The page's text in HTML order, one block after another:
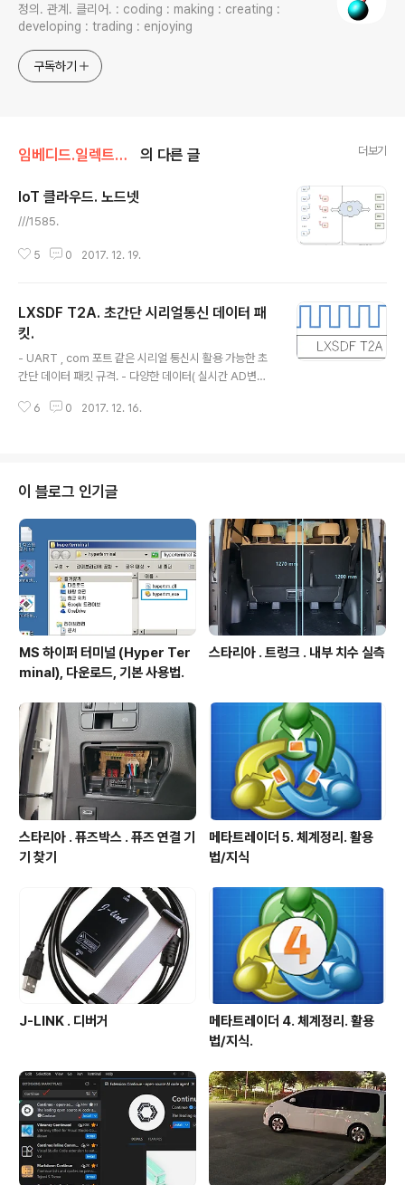
정의. 관계. 클리어. : coding : making : creating :
developing : trading : enjoying
구독하기
임베디드.일렉트로닉스 의 다른 글 더보기
IoT 클라우드. 노드넷
///1585.
5 0 2017. 12. 19.
LXSDF T2A. 초간단 시리얼통신 데이터 패
킷.
- UART , com 포트 같은 시리얼 통신시 활용 가능한 초
간단 데이터 패킷 규격. - 다양한 데이터( 실시간 AD변환
2A 패킷 필요성– 시리얼 통신매체 UART 예로들어 설명.
트, 시리얼포트, RS232 등으로 불린다. UART와 같은 시
리얼 통신매체 의 기본 통신 규격은 1바이트 단위로 반복
전송되는 형식이며 바이트들 사이의 데이터 속성 구분 정
보는 UART 기본 규격에서는 정의되어있지 않다. 시리얼
통신매체 기반 통신 기능 구현시 기본 ..
6 0 2017. 12. 16.
이 블로그 인기글
MS 하이퍼 터미널 (Hyper Ter
minal), 다운로드, 기본 사용법.
스타리아 . 트렁크 . 내부 치수 실측
스타리아 . 퓨즈박스 . 퓨즈 연결 기
기 찾기
메타트레이더 5. 체계정리. 활용
법/지식
J-LINK . 디버거
메타트레이더 4. 체계정리. 활용
법/지식.